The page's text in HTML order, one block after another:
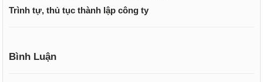
Trình tự, thủ tục thành lập công ty
Bình Luận